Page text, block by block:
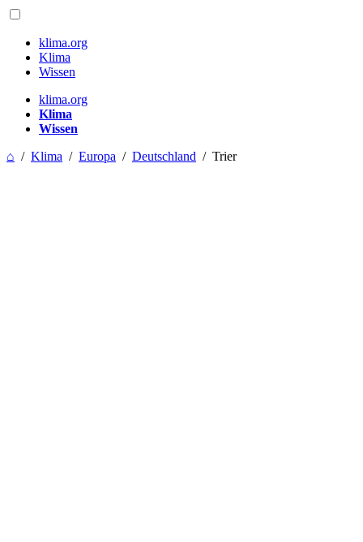
klima.org
Klima
Wissen
klima.org
Klima
Wissen
⌂ / Klima / Europa / Deutschland / Trier